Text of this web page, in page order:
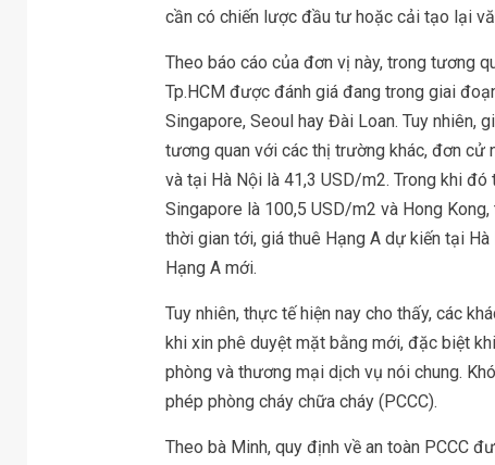
cần có chiến lược đầu tư hoặc cải tạo lại
Theo báo cáo của đơn vị này, trong tương
Tp.HCM được đánh giá đang trong giai
Singapore, Seoul hay Đài Loan. Tuy nhiên,
tương quan với các thị trường khác, đơn cử
và tại Hà Nội là 41,3 USD/m2. Trong khi
Singapore là 100,5 USD/m2 và Hong
thời gian tới, giá thuê Hạng A dự kiến tại
Hạng A mới.
Tuy nhiên, thực tế hiện nay cho thấy, các
khi xin phê duyệt mặt bằng mới, đặc biệt
phòng và thương mại dịch vụ nói chung.
phép phòng cháy chữa cháy (PCCC).
Theo bà Minh, quy định về an toàn PCCC